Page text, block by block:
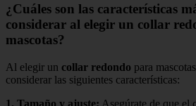
¿Cuáles son las características
considerar al elegir un collar
mascotas?
Al elegir un collar redondo para
considerar las siguientes características:
1. Tamaño y ajuste: Asegúrate de que el